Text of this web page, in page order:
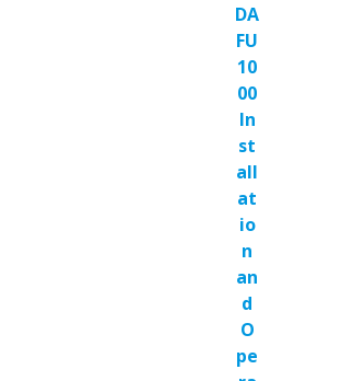
DA
FU
10
00
In
st
all
at
io
n
an
d
O
pe